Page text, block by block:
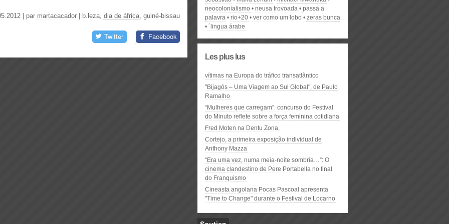
| par martacacador b.leza, dia de áfrica, guiné-bissau
Twitter Facebook
neocolonialismo
neusa trovoada
passa a
palavra
rio+20 ver como um lobo
zeras bunca
´lingua árabe
Les plus lus
vítimas na Europa do tráfico transatlântico
"Bijagós – Uma Viagem ao Sul Global", de Paulo
Ramalho
“Mulheres que carregam”: concurso do Festival
do Minuto reflete sobre a força feminina cotidiana
Fred Moten na Dentu Zona,
Cortejo, a primeira exposição individual de
Anthony Mazza
“Era uma vez, numa meia-noite sombria…”: O
cinema clandestino de Pere Portabella no final
do Franquismo
Cineasta angolana Pocas Pascoal apresenta
"Time to Change" durante o Festival de Locarno